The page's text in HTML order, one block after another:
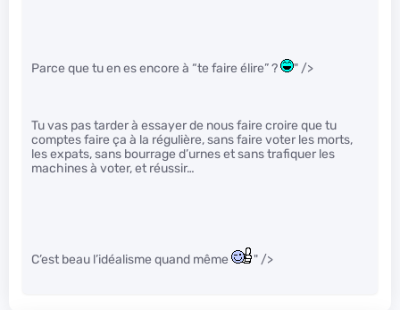
Parce que tu en es encore à “te faire élire” ? " />
Tu vas pas tarder à essayer de nous faire croire que tu
comptes faire ça à la régulière, sans faire voter les morts,
les expats, sans bourrage d’urnes et sans trafiquer les
machines à voter, et réussir…
C’est beau l’idéalisme quand même " />